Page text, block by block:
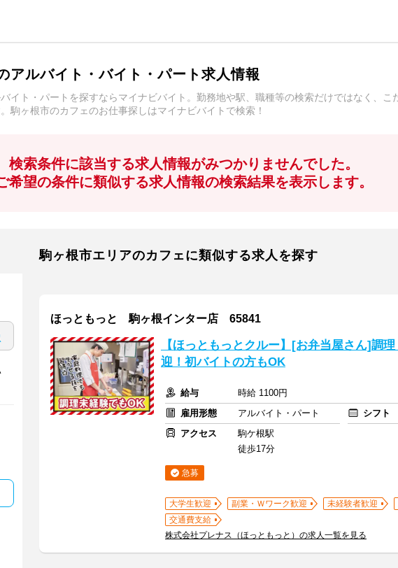
アルバイト・バイト・パート求人情報
イト・パートを探すならマイナビバイト。勤務地や駅、職種等の検索だけではなく、こ
駒ヶ根市のカフェのお仕事探しはマイナビバイトで検索！
検索条件に該当する求人情報がみつかりませんでした。
希望の条件に類似する求人情報の検索結果を表示します。
駒ヶ根市エリアのカフェに類似する求人を探す
ほっともっと 駒ヶ根インター店 65841
【ほっともっとクルー】[お弁当屋さん]調
迎！初バイトの方もOK
給与
時給 1100円
雇用形態
アルバイト・パート
シフト
アクセス
駒ケ根駅
徒歩17分
急募
大学生歓迎 副業・Ｗワーク歓迎 未経験者歓迎
交通費支給
株式会社プレナス（ほっともっと）の求人一覧を見る